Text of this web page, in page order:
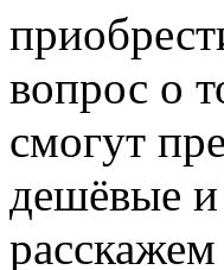
вопрос о
смогут
дешёвые